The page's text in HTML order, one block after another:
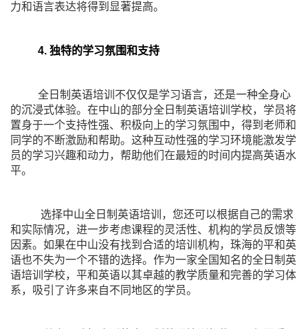
力和语言表达将得到显著提高。
4. 独特的学习氛围和支持
全日制英语培训不仅仅是学习语言，还是一种全身心
的沉浸式体验。在中山的部分全日制英语培训学校，学员将
置身于一个支持性强、积极向上的学习氛围中，得到老师和
同学的不断激励和帮助。这种互动性强的学习环境能激发学
员的学习兴趣和动力，帮助他们在最短的时间内提高英语水
平。
选择中山全日制英语培训，您还可以根据自己的需求
和实际情况，进一步考虑课程的灵活性、机构的学员反馈等
因素。如果在中山没有找到合适的培训机构，珠海的平和英
语也不失为一个不错的选择。作为一家全国知名的全日制英
语培训学校，平和英语以其卓越的教学质量和完善的学习体
系，吸引了许多来自不同地区的学员。